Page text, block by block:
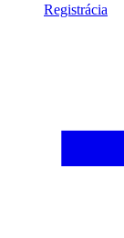
Registrácia